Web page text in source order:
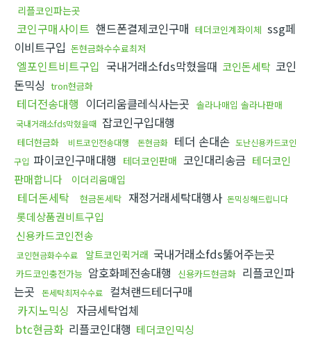
리플코인파는곳
코인구매사이트 핸드폰결제코인구매 테더코인계좌이체 ssg페
이비트구입 돈현금화수수료최저
엘포인트비트구입 국내거래소fds막혔을때 코인돈세탁 코인
돈믹싱 tron현금화
테더전송대행 이더리움클레식사는곳 솔라나매입 솔라나판매
국내거래소fds막혔을때 잡코인구입대행
테더현금화 비트코인전송대행 돈현금화 테더 손대손 도난신용카드코인
구입 파이코인구매대행 테더코인판매 코인대리송금 테더코인
판매합니다
이더리움매입
테더돈세탁 현금돈세탁 재정거래세탁대행사 돈믹싱해드립니다
롯데상품권비트구입
신용카드코인전송
코인현금화수수료 알트코인퀵거래 국내거래소fds뚫어주는곳
카드코인충전가능 암호화폐전송대행 신용카드현금화 리플코인파
는곳
돈세탁최저수수료
컬쳐랜드테더구매
카지노믹싱 자금세탁업체
btc현금화 리플코인대행 테더코인믹싱